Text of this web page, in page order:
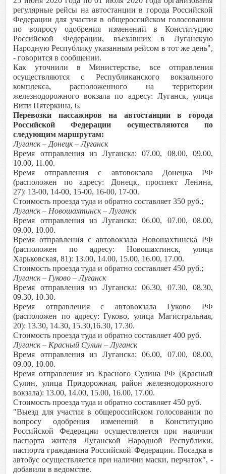
регулярные рейсы на автостанции в города Российской
Федерации для участия в общероссийском голосовании
по вопросу одобрения изменений в Конституцию
Российской Федерации, въехавших в Луганскую
Народную Республику указанным рейсом в тот же день",
- говорится в сообщении.
Как уточнили в Министерстве, все отправления
осуществляются с Республиканского вокзального
комплекса, расположенного на территории
железнодорожного вокзала по адресу: Луганск, улица
Вити Пятеркина, 6.
Перевозки пассажиров на автостанции в города
Российской Федерации осуществляются по
следующим маршрутам:
Луганск – Донецк – Луганск
Время отправления из Луганска: 07.00, 08.00, 09.00,
10.00, 11.00.
Время отправления с автовокзала Донецка РФ
(расположен по адресу: Донецк, проспект Ленина,
27): 13-00, 14-00, 15-00, 16-00, 17-00.
Стоимость проезда туда и обратно составляет 350 руб.;
Луганск – Новошахтинск – Луганск
Время отправления из Луганска: 06.00, 07.00, 08.00,
09.00, 10.00.
Время отправления с автовокзала Новошахтинска РФ
(расположен по адресу: Новошахтинск, улица
Харьковская, 81): 13.00, 14.00, 15.00, 16.00, 17.00.
Стоимость проезда туда и обратно составляет 450 руб.;
Луганск – Гуково – Луганск
Время отправления из Луганска: 06.30, 07.30, 08.30,
09.30, 10.30.
Время отправления с автовокзала Гуково РФ
(расположен по адресу: Гуково, улица Магистральная,
20): 13.30, 14.30, 15.30,16.30, 17.30.
Стоимость проезда туда и обратно составляет 400 руб.
Луганск – Красный Сулин – Луганск
Время отправления из Луганска: 06.00, 07.00, 08.00,
09.00, 10.00.
Время отправления из Красного Сулина РФ (Красный
Сулин, улица Придорожная, район железнодорожного
вокзала): 13.00, 14.00, 15.00, 16.00, 17.00.
Стоимость проезда туда и обратно составляет 450 руб.
"Выезд для участия в общероссийском голосовании по
вопросу одобрения изменений в Конституцию
Российской Федерации осуществляется при наличии
паспорта жителя Луганской Народной Республики,
паспорта гражданина Российской Федерации. Посадка в
автобус осуществляется при наличии маски, перчаток", -
добавили в ведомстве.